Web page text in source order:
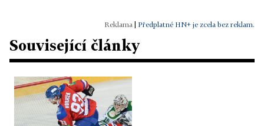
Předplatné HN+ je zcela bez reklam.
Související články